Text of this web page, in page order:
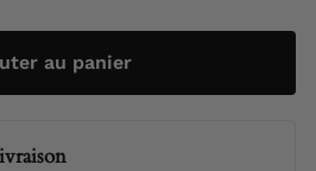
au panier